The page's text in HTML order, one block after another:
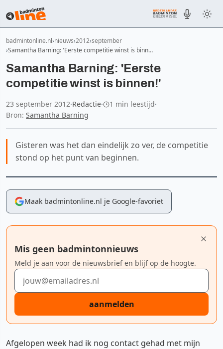
badmintonline.nl nieuws 2012 september
Samantha Barning: 'Eerste competitie winst is binn…
Samantha Barning: 'Eerste
competitie winst is binnen!'
23 september 2012·Redactie· 1 min leestijd·
Bron: Samantha Barning
Gisteren was het dan eindelijk zo ver, de competitie
stond op het punt van beginnen.
Maak badmintonline.nl je Google-favoriet
Mis geen badmintonnieuws
Meld je aan voor de nieuwsbrief en blijf op de hoogte.
E-mailadres
aanmelden
Afgelopen week had ik nog contact gehad met mijn